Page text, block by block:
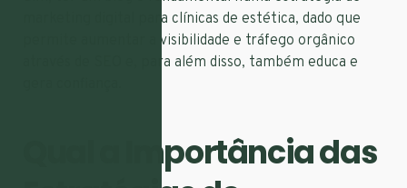
marketing digital para clínicas de estética, dado que
permite aumentar a visibilidade e tráfego orgânico
através de SEO e, para além disso, também educa e
Qual a Importância das